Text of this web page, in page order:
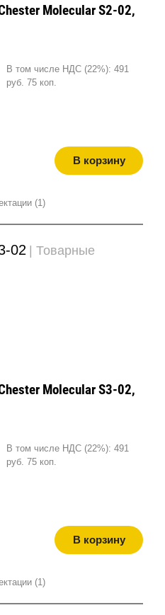
Molecular S2-02,
В том числе НДС (22%): 491
руб. 75 коп.
В корзину
(1)
02
| Товарные
Molecular S3-02,
В том числе НДС (22%): 491
руб. 75 коп.
В корзину
(1)